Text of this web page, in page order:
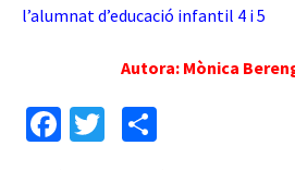
l’alumnat d’educació infantil 4 i 5
Autora: Mònica
Fa
T
o